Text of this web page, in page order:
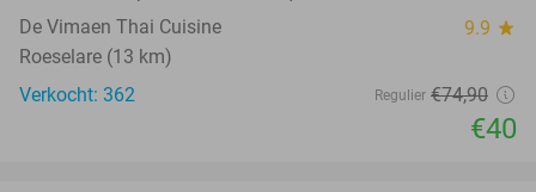
De Vimaen Thai Cuisine 9.9 star
Roeselare (13 km)
Verkocht: 362
Regulier €74,90
€40